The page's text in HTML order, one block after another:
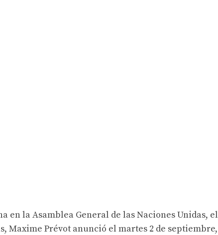
en la Asamblea General de las Naciones Unidas, el
Maxime Prévot anunció el martes 2 de septiembre,